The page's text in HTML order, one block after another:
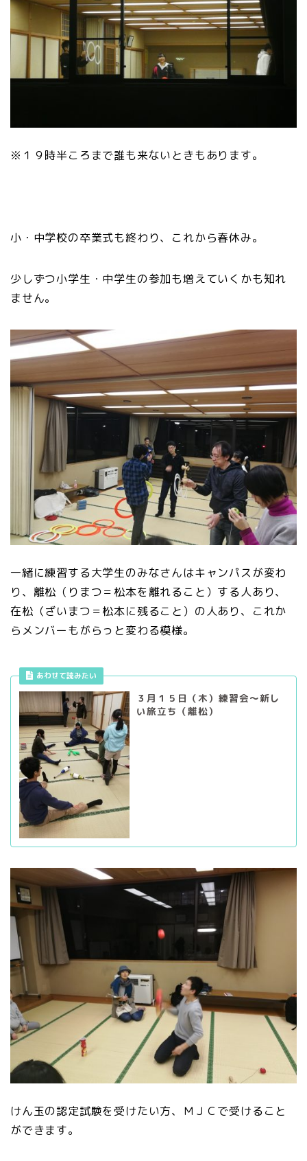
※１９時半ころまで誰も来ないときもあります。
小・中学校の卒業式も終わり、これから春休み。
少しずつ小学生・中学生の参加も増えていくかも知れ
ません。
一緒に練習する大学生のみなさんはキャンパスが変わ
り、離松（りまつ＝松本を離れること）する人あり、
在松（ざいまつ＝松本に残ること）の人あり、これか
らメンバーもがらっと変わる模様。
あわせて読みたい
３月１５日（木）練習会～新し
い旅立ち（離松）
けん玉の認定試験を受けたい方、ＭＪＣで受けること
ができます。